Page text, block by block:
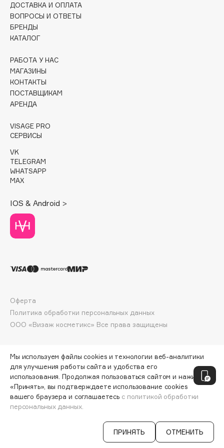
Collagenina
Consly
Corimo
Cottolina
Crescina
Cunzite
Curaprox
D
d'Alba
DABO
Darphin
Davines
Deonica
Divage
Dolomit
Dorco
Dr.Althea
Dr.Ceuracle
Dr.Jart+
DSD de Luxe
СООБЩИТЬ О ПОСТУПЛЕНИИ
ДОСТАВКА И ОПЛАТА
ВОПРОСЫ И ОТВЕТЫ
БРЕНДЫ
КАТАЛОГ
РАБОТА У НАС
МАГАЗИНЫ
КОНТАКТЫ
ПОСТАВЩИКАМ
АРЕНДА
VISAGE PRO
СЕРВИСЫ
VK
TELEGRAM
WHATSAPP
MAX
IOS & Android >
ООО «Визаж косметикс» Все права защищены
Оферта
Политика обработки персональных данных
Мы используем файлы cookies и технологии веб-аналитики
для улучшения работы сайта и удобства его
использования. Продолжая пользоваться сайтом и нажимая
«Принять», вы подтверждаете использование cookies
вашего браузера и соглашаетесь с политикой обработки
персональных данных.
ПРИНЯТЬ ОТМЕНИТЬ